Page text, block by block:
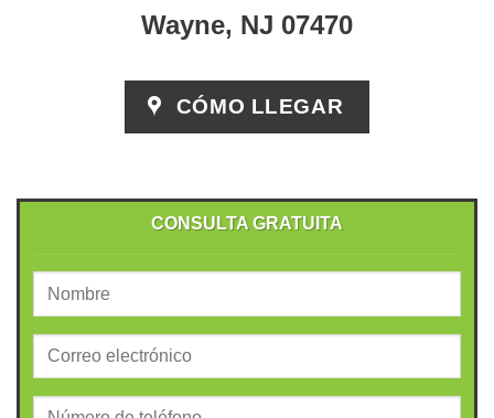
Wayne, NJ 07470
CÓMO LLEGAR
CONSULTA GRATUITA